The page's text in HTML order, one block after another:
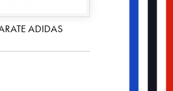
ADIDAS